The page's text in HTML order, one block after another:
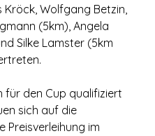
Kröck, Wolfgang Betzin,
(5km), Angela
Silke Lamster (5km
für den Cup qualifiziert
sich auf die
Preisverleihung im